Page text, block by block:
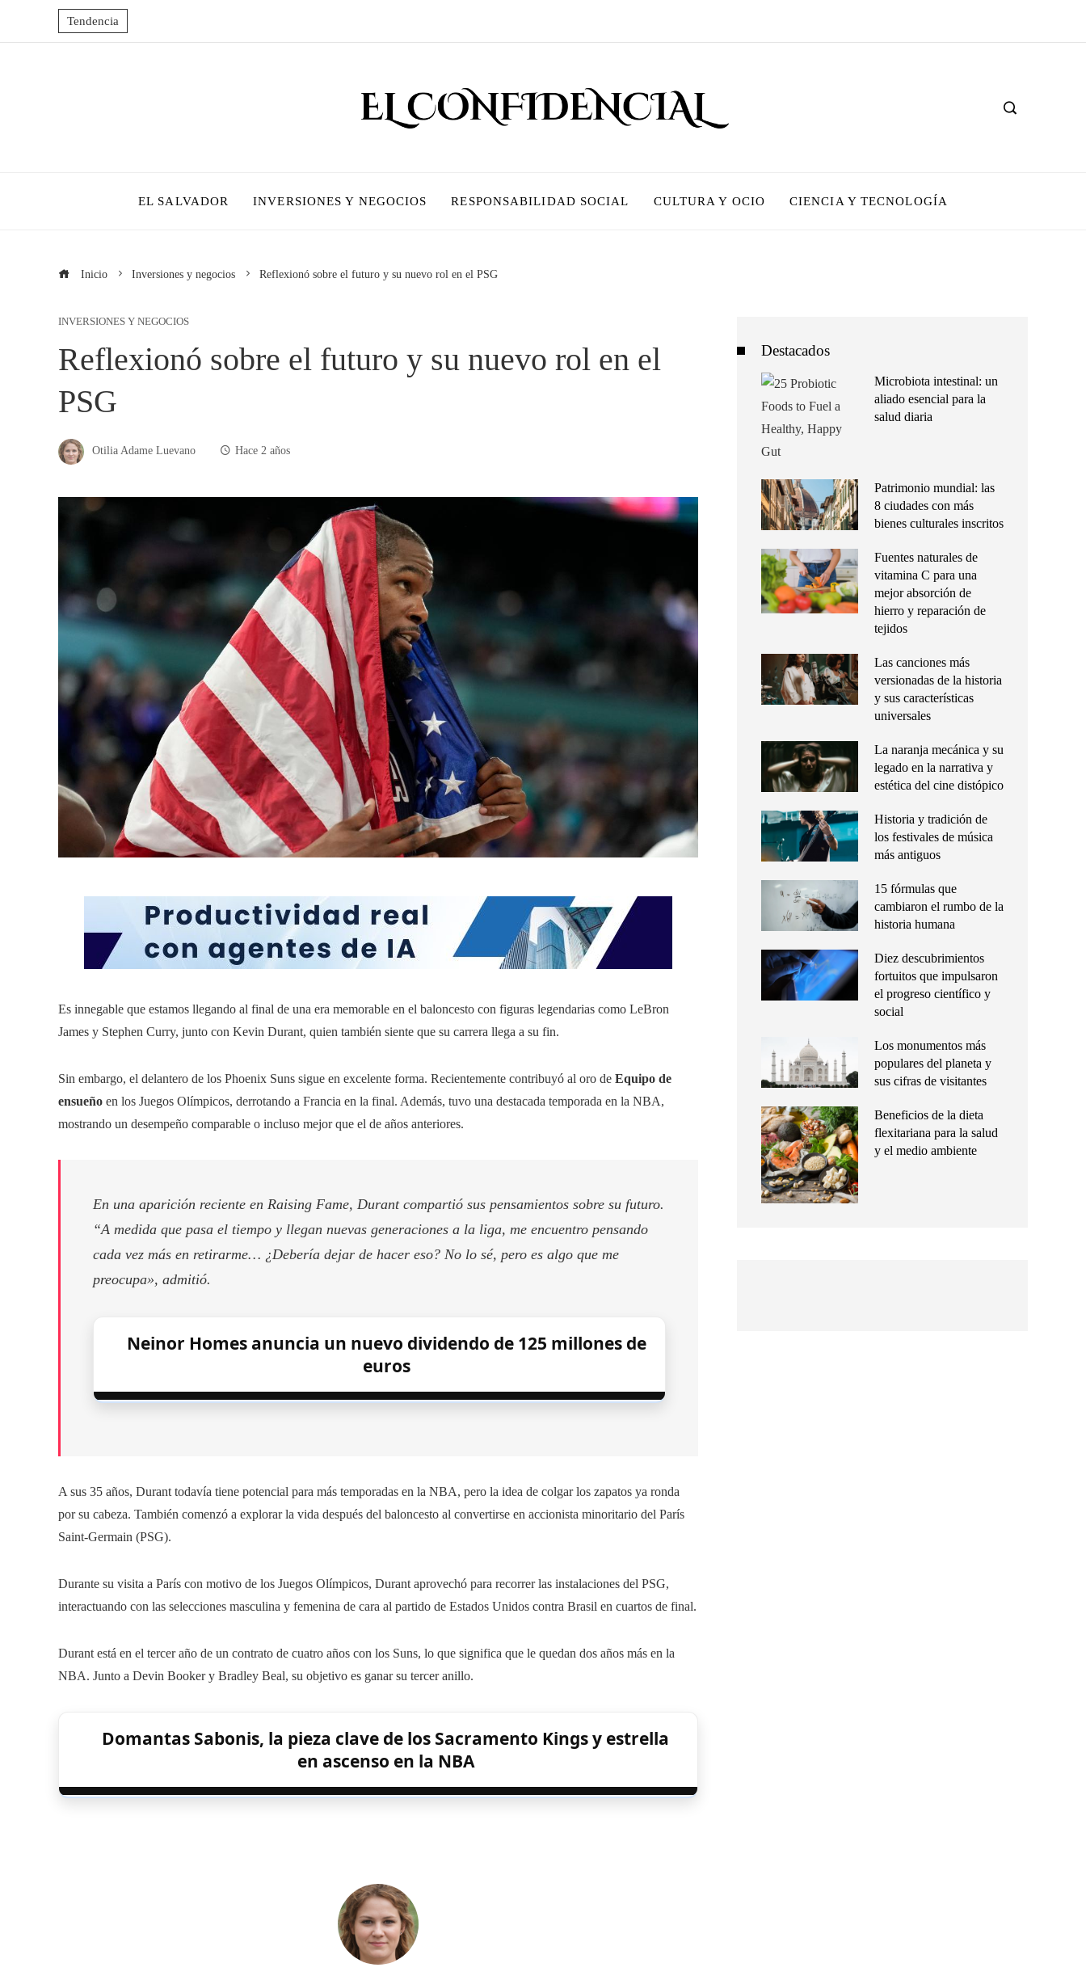
Tendencia
EL SALVADOR INVERSIONES Y NEGOCIOS RESPONSABILIDAD SOCIAL CULTURA Y OCIO CIENCIA Y TECNOLOGÍA
Inicio Inversiones y negocios Reflexionó sobre el futuro y su nuevo rol en el PSG
INVERSIONES Y NEGOCIOS
Reflexionó sobre el futuro y su nuevo rol en el
PSG
Otilia Adame Luevano Hace 2 años
Es innegable que estamos llegando al final de una era memorable en el baloncesto con figuras legendarias como LeBron
James y Stephen Curry, junto con Kevin Durant, quien también siente que su carrera llega a su fin.
Sin embargo, el delantero de los Phoenix Suns sigue en excelente forma. Recientemente contribuyó al oro de Equipo de
ensueño en los Juegos Olímpicos, derrotando a Francia en la final. Además, tuvo una destacada temporada en la NBA,
mostrando un desempeño comparable o incluso mejor que el de años anteriores.
En una aparición reciente en Raising Fame, Durant compartió sus pensamientos sobre su futuro.
“A medida que pasa el tiempo y llegan nuevas generaciones a la liga, me encuentro pensando
cada vez más en retirarme… ¿Debería dejar de hacer eso? No lo sé, pero es algo que me
preocupa», admitió.
Neinor Homes anuncia un nuevo dividendo de 125 millones de
euros
A sus 35 años, Durant todavía tiene potencial para más temporadas en la NBA, pero la idea de colgar los zapatos ya ronda
por su cabeza. También comenzó a explorar la vida después del baloncesto al convertirse en accionista minoritario del París
Saint-Germain (PSG).
Durante su visita a París con motivo de los Juegos Olímpicos, Durant aprovechó para recorrer las instalaciones del PSG,
interactuando con las selecciones masculina y femenina de cara al partido de Estados Unidos contra Brasil en cuartos de final.
Durant está en el tercer año de un contrato de cuatro años con los Suns, lo que significa que le quedan dos años más en la
NBA. Junto a Devin Booker y Bradley Beal, su objetivo es ganar su tercer anillo.
Domantas Sabonis, la pieza clave de los Sacramento Kings y estrella
en ascenso en la NBA
Destacados
Microbiota intestinal: un
aliado esencial para la
salud diaria
Patrimonio mundial: las
8 ciudades con más
bienes culturales inscritos
Fuentes naturales de
vitamina C para una
mejor absorción de
hierro y reparación de
tejidos
Las canciones más
versionadas de la historia
y sus características
universales
La naranja mecánica y su
legado en la narrativa y
estética del cine distópico
Historia y tradición de
los festivales de música
más antiguos
15 fórmulas que
cambiaron el rumbo de la
historia humana
Diez descubrimientos
fortuitos que impulsaron
el progreso científico y
social
Los monumentos más
populares del planeta y
sus cifras de visitantes
Beneficios de la dieta
flexitariana para la salud
y el medio ambiente